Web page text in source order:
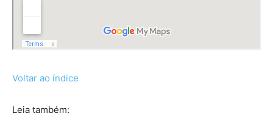
Voltar ao índice
Leia também: